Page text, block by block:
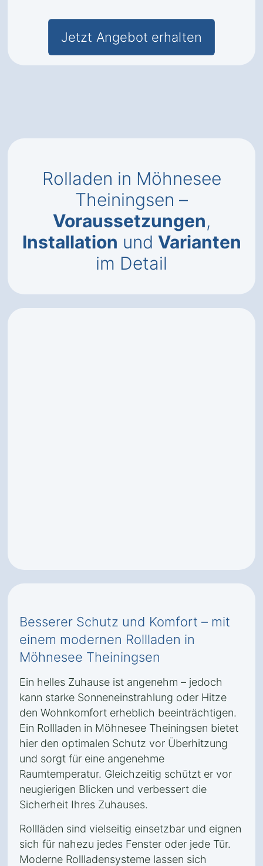
Jetzt Angebot erhalten
Rolladen in Möhnesee
Theiningsen –
Voraussetzungen,
Installation und Varianten
im Detail
Besserer Schutz und Komfort – mit
einem modernen Rollladen in
Möhnesee Theiningsen
Ein helles Zuhause ist angenehm – jedoch
kann starke Sonneneinstrahlung oder Hitze
den Wohnkomfort erheblich beeinträchtigen.
Ein Rollladen in Möhnesee Theiningsen bietet
hier den optimalen Schutz vor Überhitzung
und sorgt für eine angenehme
Raumtemperatur. Gleichzeitig schützt er vor
neugierigen Blicken und verbessert die
Sicherheit Ihres Zuhauses.
Rollläden sind vielseitig einsetzbar und eignen
sich für nahezu jedes Fenster oder jede Tür.
Moderne Rollladensysteme lassen sich